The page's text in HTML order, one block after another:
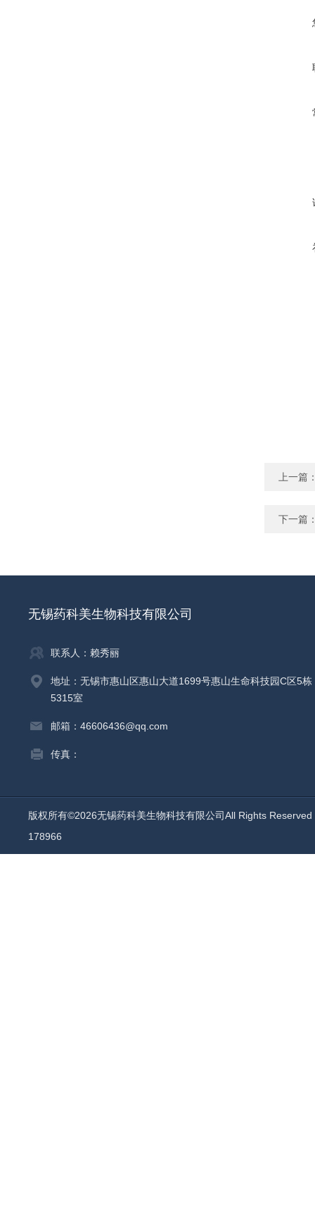
上一篇
下一篇
无锡药科美生物科技有限公司
联系人：赖秀丽
地址：无锡市惠山区惠山大道1699号惠山生命科技园C区5栋
5315室
邮箱：46606436@qq.com
传真：
版权所有©2026无锡药科美生物科技有限公司All Rights
178966